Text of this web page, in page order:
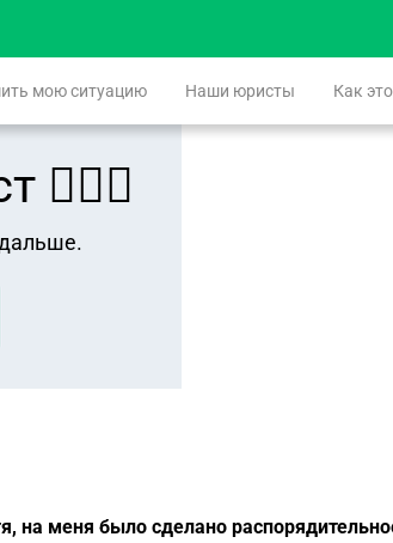
мою ситуацию Наши юристы Как
на меня было сделано